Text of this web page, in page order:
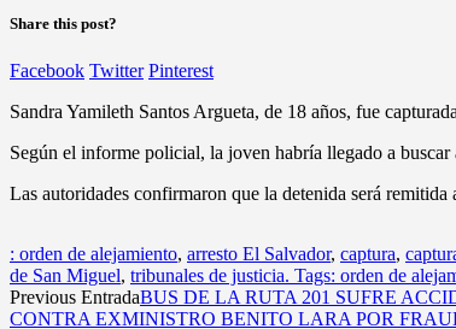
Share this post?
Facebook Twitter Pinterest
Sandra Yamileth Santos Argueta, de 18 años, fue
Según el informe policial, la joven habría llegado a
Las autoridades confirmaron que la detenida será
: orden de alejamiento, arresto El Salvador, captura,
de San Miguel, tribunales de justicia. Tags: orden de
Previous EntradaBUS DE LA RUTA 201 SUFRE
CONTRA EXMINISTRO BENITO LARA POR